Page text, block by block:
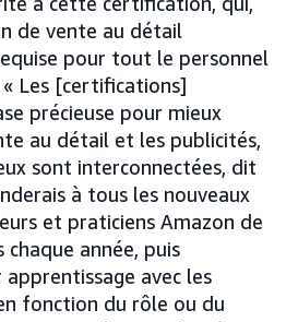
de vente au détail
pour tout le personnel
Les [certifications]
précieuse pour mieux
au détail et les publicités,
sont interconnectées, dit
à tous les nouveaux
et praticiens Amazon de
chaque année, puis
avec les
fonction du rôle ou du